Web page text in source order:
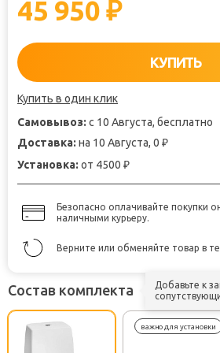
45 950 ₽
КУПИТЬ
Купить в один клик
Самовывоз: с 10 Августа, бесплатно
Доставка: на 10 Августа, 0 ₽
Установка: от 4500 ₽
Безопасно оплачивайте покупки
наличными курьеру.
Верните или обменяйте товар в
Состав комплекта
Добавьте к